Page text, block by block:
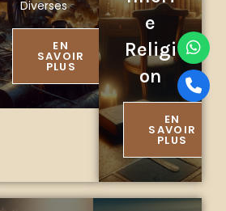
Diverses
EN
SAVOIR
PLUS
e
Religi
on
EN
SAVOIR
PLUS